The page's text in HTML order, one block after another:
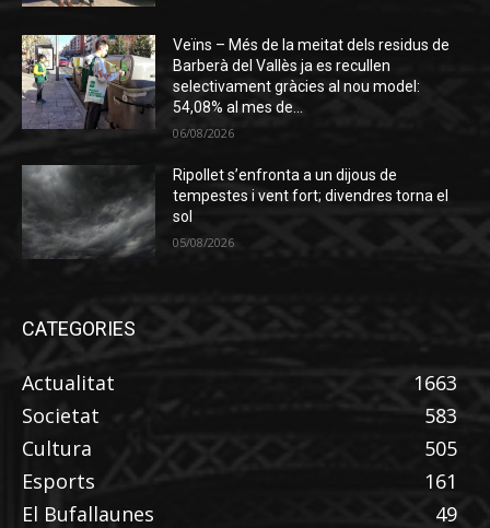
Veïns – Més de la meitat dels residus de
Barberà del Vallès ja es recullen
selectivament gràcies al nou model:
54,08% al mes de...
06/08/2026
Ripollet s’enfronta a un dijous de
tempestes i vent fort; divendres torna el
sol
05/08/2026
CATEGORIES
Actualitat
1663
Societat
583
Cultura
505
Esports
161
El Bufallaunes
49